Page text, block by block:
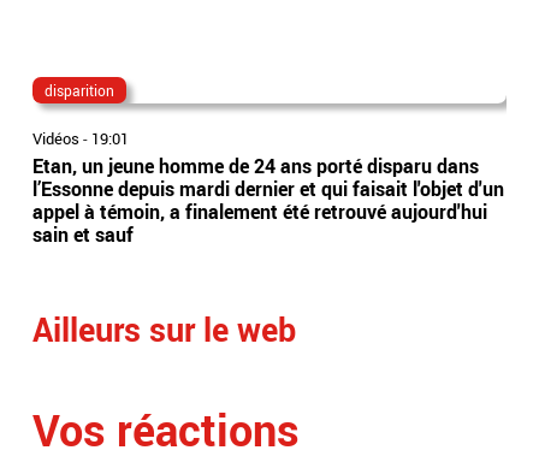
disparition
Vidéos - 19:01
Etan, un jeune homme de 24 ans porté disparu dans
l’Essonne depuis mardi dernier et qui faisait l'objet d'un
appel à témoin, a finalement été retrouvé aujourd'hui
sain et sauf
Ailleurs sur le web
Vos réactions